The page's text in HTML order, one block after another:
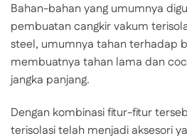
Bahan-bahan yang umumnya
pembuatan cangkir vakum
steel, umumnya tahan terhadap
membuatnya tahan lama dan
jangka panjang.
Dengan kombinasi fitur-fitur
terisolasi telah menjadi aksesori